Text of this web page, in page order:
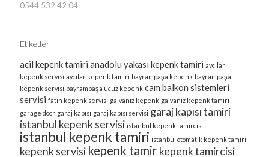
0544 532 42 04
Etiketler
acil kepenk tamiri anadolu yakası kepenk tamiri avcılar
kepenk servisi avcılar kepenk tamiri bayrampaşa kepenk bayrampaşa
kepenk servisi bayrampaşa ucuz kepenk cam balkon sistemleri
servisi fatih kepenk servisi galvaniz kepenk galvaniz kepenk tamiri
garage door garaj kapısı garaj kapısı servisi garaj kapısı tamiri
istanbul kepenk servisi istanbul kepenk tamircisi
istanbul kepenk tamiri istanbul otomatik kepenk tamiri
kepenk servisi kepenk tamirkepenk tamircisi